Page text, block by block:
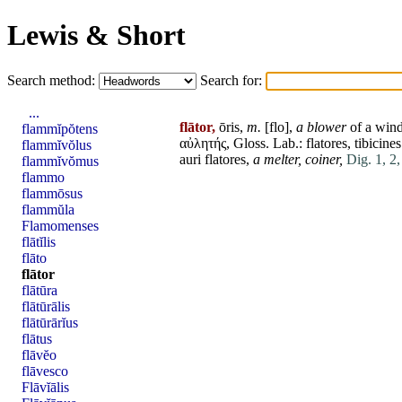
Lewis & Short
Search method: Search for:
flātor, ōris, m. [flo], a blowerof a
αὐλητής, Gloss. Lab.: flatores, tibicines
auri flatores, a melter, coiner, Dig. 1,
...
flammĭpŏtens
flammĭvŏlus
flammĭvŏmus
flammo
flammōsus
flammŭla
Flamomenses
flātĭlis
flāto
flātor
flātūra
flātūrālis
flātūrārĭus
flātus
flāvĕo
flāvesco
Flāvĭālis